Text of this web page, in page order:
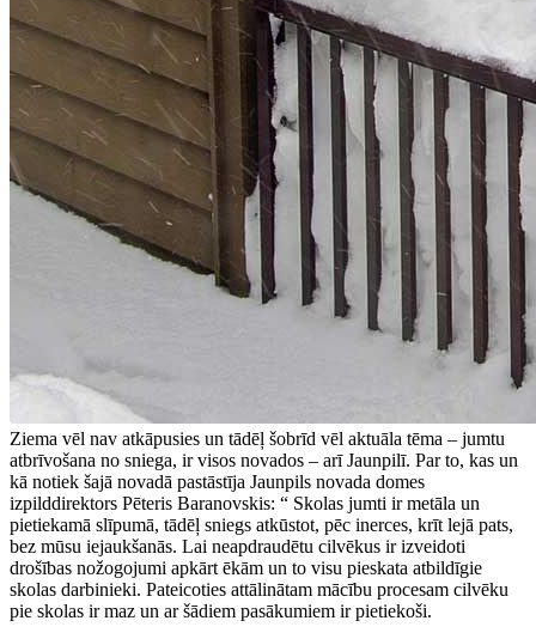
Ziema vēl nav atkāpusies un tādēļ šobrīd vēl aktuāla tēma – jumtu
atbrīvošana no sniega, ir visos novados – arī Jaunpilī. Par to, kas un
kā notiek šajā novadā pastāstīja Jaunpils novada domes
izpilddirektors Pēteris Baranovskis: “ Skolas jumti ir metāla un
pietiekamā slīpumā, tādēļ sniegs atkūstot, pēc inerces, krīt lejā pats,
bez mūsu iejaukšanās. Lai neapdraudētu cilvēkus ir izveidoti
drošības nožogojumi apkārt ēkām un to visu pieskata atbildīgie
skolas darbinieki. Pateicoties attālinātam mācību procesam cilvēku
pie skolas ir maz un ar šādiem pasākumiem ir pietiekoši.